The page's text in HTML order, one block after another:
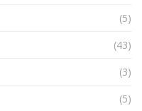
(5)
(43)
(3)
(5)